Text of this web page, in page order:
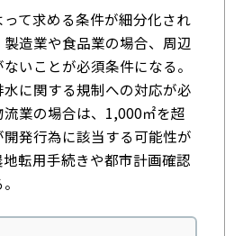
て求める条件が細分化され
造業や食品業の場合、周辺
いことが必須条件になる。
に関する規制への対応が必
業の場合は、1,000㎡を超
発行為に該当する可能性が
転用手続きや都市計画確認